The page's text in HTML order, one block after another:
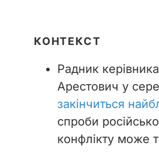
КОНТЕКСТ
Радник
Арестович у
закінчиться
спроби
конфлікту може